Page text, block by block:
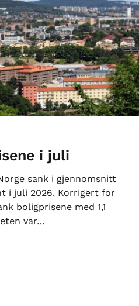
i juli
sank i gjennomsnitt
i juli 2026. Korrigert for
boligprisene med 1,1
var…